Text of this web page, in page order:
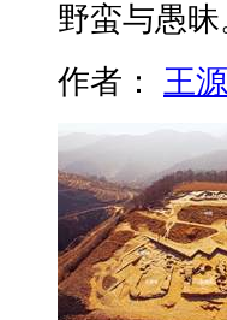
野蛮与愚
作者： 王源